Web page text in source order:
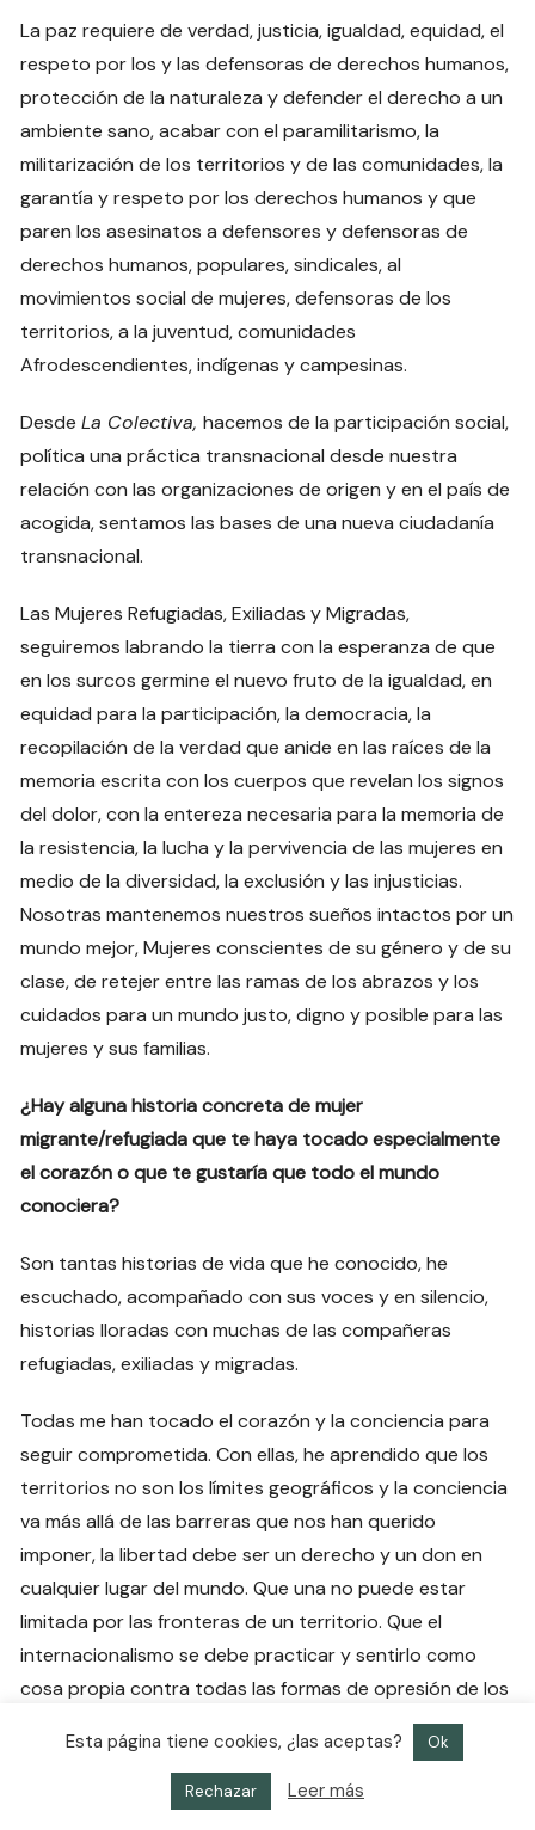
La paz requiere de verdad, justicia, igualdad, equidad, el
respeto por los y las defensoras de derechos humanos,
protección de la naturaleza y defender el derecho a un
ambiente sano, acabar con el paramilitarismo, la
militarización de los territorios y de las comunidades, la
garantía y respeto por los derechos humanos y que
paren los asesinatos a defensores y defensoras de
derechos humanos, populares, sindicales, al
movimientos social de mujeres, defensoras de los
territorios, a la juventud, comunidades
Afrodescendientes, indígenas y campesinas.
DesdeLa Colectiva,hacemos de la participación social,
política una práctica transnacional desde nuestra
relación con las organizaciones de origen y en el país de
acogida, sentamos las bases de una nueva ciudadanía
transnacional.
Las Mujeres Refugiadas, Exiliadas y Migradas,
seguiremos labrando la tierra con la esperanza de que
en los surcos germine el nuevo fruto de la igualdad, en
equidad para la participación, la democracia, la
recopilación de la verdad que anide en las raíces de la
memoria escrita con los cuerpos que revelan los signos
del dolor, con la entereza necesaria para la memoria de
la resistencia, la lucha y la pervivencia de las mujeres en
medio de la diversidad, la exclusión y las injusticias.
Nosotras mantenemos nuestros sueños intactos por un
mundo mejor, Mujeres conscientes de su género y de su
clase, de retejer entre las ramas de los abrazos y los
cuidados para un mundo justo, digno y posible para las
mujeres y sus familias.
¿Hay alguna historia concreta de mujer
migrante/refugiada que te haya tocado especialmente
el corazón o que te gustaría que todo el mundo
conociera?
Son tantas historias de vida que he conocido, he
escuchado, acompañado con sus voces y en silencio,
historias lloradas con muchas de las compañeras
refugiadas, exiliadas y migradas.
Todas me han tocado el corazón y la conciencia para
seguir comprometida. Con ellas, he aprendido que los
territorios no son los límites geográficos y la conciencia
va más allá de las barreras que nos han querido
imponer, la libertad debe ser un derecho y un don en
cualquier lugar del mundo. Que una no puede estar
limitada por las fronteras de un territorio. Que el
internacionalismo se debe practicar y sentirlo como
cosa propia contra todas las formas de opresión de los
sistemas injustos y del modo de producción capitalista.
Desde nuestras luchas vamos haciendo visible el
carácter político de la violencia contra las mujeres por
Esta página tiene cookies, ¿las aceptas? Ok
Rechazar Leer más